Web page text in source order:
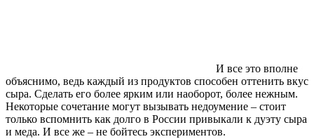
И все это вполне
объяснимо, ведь каждый из продуктов способен оттенить вкус
сыра. Сделать его более ярким или наоборот, более нежным.
Некоторые сочетание могут вызывать недоумение – стоит
только вспомнить как долго в России привыкали к дуэту сыра
и меда. И все же – не бойтесь экспериментов.